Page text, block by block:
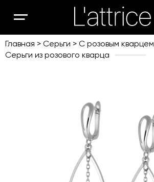
Открыть
Главная Серьги
С розовым кварцем
Серьги из розового кварца